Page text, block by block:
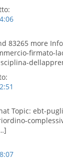
83265 more
firmato-
Topic: ebt-